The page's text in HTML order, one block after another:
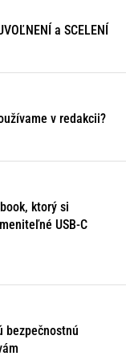
a SCELENÍ
v redakcii?
ktorý si
USB-C
bezpečnostnú